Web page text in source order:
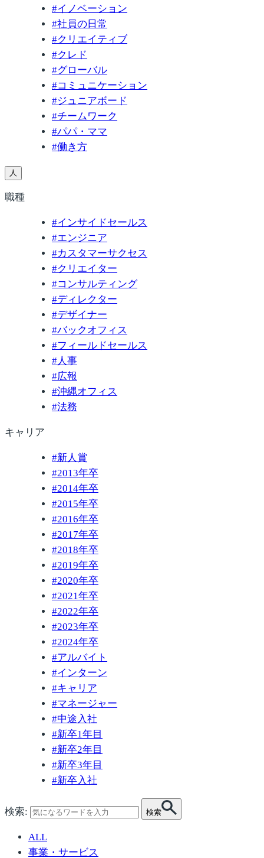
#イノベーション
#社員の日常
#クリエイティブ
#クレド
#グローバル
#コミュニケーション
#ジュニアボード
#チームワーク
#パパ・ママ
#働き方
人
職種
#インサイドセールス
#エンジニア
#カスタマーサクセス
#クリエイター
#コンサルティング
#ディレクター
#デザイナー
#バックオフィス
#フィールドセールス
#人事
#広報
#沖縄オフィス
#法務
キャリア
#新人賞
#2013年卒
#2014年卒
#2015年卒
#2016年卒
#2017年卒
#2018年卒
#2019年卒
#2020年卒
#2021年卒
#2022年卒
#2023年卒
#2024年卒
#アルバイト
#インターン
#キャリア
#マネージャー
#中途入社
#新卒1年目
#新卒2年目
#新卒3年目
#新卒入社
検索: 検索
ALL
事業・サービス